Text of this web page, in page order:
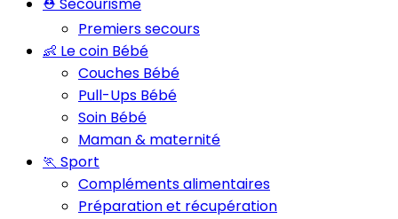
Premiers secours
👶 Le coin Bébé
Couches Bébé
Pull-Ups Bébé
Soin Bébé
Maman & maternité
🏃 Sport
Compléments alimentaires
Préparation et récupération